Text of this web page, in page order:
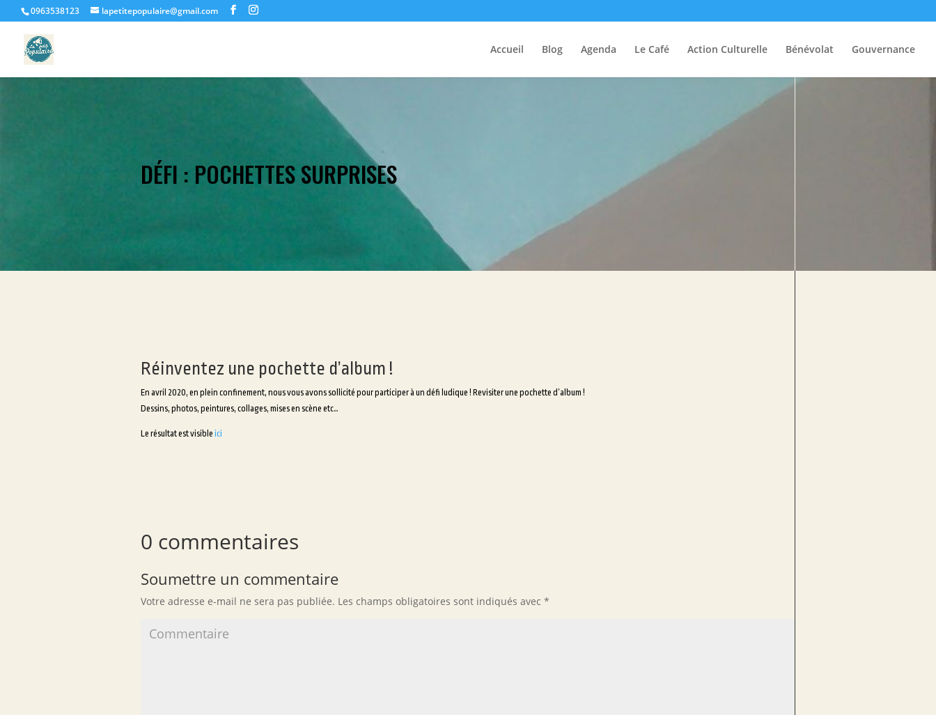
0963538123 lapetitepopulaire@gmail.com
Accueil Blog Agenda Le Café Action Culturelle Bénévolat Gouvernance
DÉFI : POCHETTES SURPRISES
Réinventez une pochette d’album !
En avril 2020, en plein confinement, nous vous avons sollicité pour participer à un défi ludique ! Revisiter une pochette d’album !
Dessins, photos, peintures, collages, mises en scène etc…
Le résultat est visible ici
0 commentaires
Soumettre un commentaire
Votre adresse e-mail ne sera pas publiée. Les champs obligatoires sont indiqués avec *